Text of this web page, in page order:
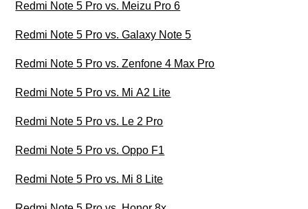
Redmi Note 5 Pro vs. Meizu Pro 6
Redmi Note 5 Pro vs. Galaxy Note 5
Redmi Note 5 Pro vs. Zenfone 4 Max Pro
Redmi Note 5 Pro vs. Mi A2 Lite
Redmi Note 5 Pro vs. Le 2 Pro
Redmi Note 5 Pro vs. Oppo F1
Redmi Note 5 Pro vs. Mi 8 Lite